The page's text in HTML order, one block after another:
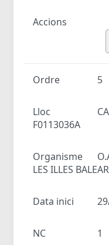
Accions
Ordre 5
Lloc
F0113036A
Organisme
LES ILLES
Data inici
NC 1